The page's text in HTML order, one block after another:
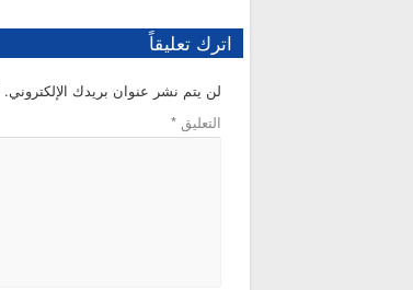
اترك تعليقاً
لن يتم نشر عنوان بريدك الإلكتروني.
التعليق*